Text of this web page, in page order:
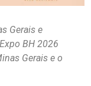
Gerais e
BH 2026
Gerais e o